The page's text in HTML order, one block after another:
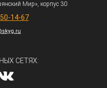
Мир», корпус 30
14-67
СЕТЯХ: